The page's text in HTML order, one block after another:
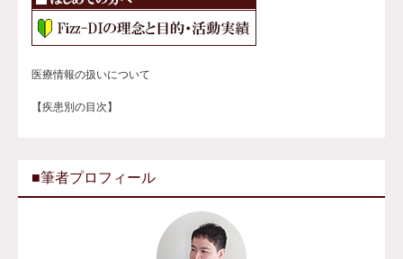
医療情報の扱いについて
【疾患別の目次】
■筆者プロフィール